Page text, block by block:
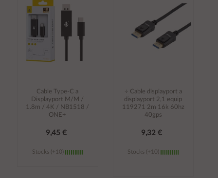
carrito
Cable Type-C a
Displayport M/M /
1.8m / 4K / NB1518 /
ONE+
9,45 €
Stocks (+10)
÷ Cable displayport a
displayport 2,1 equip
119271 2m 16k 60hz
40gps
9,32 €
Stocks (+10)